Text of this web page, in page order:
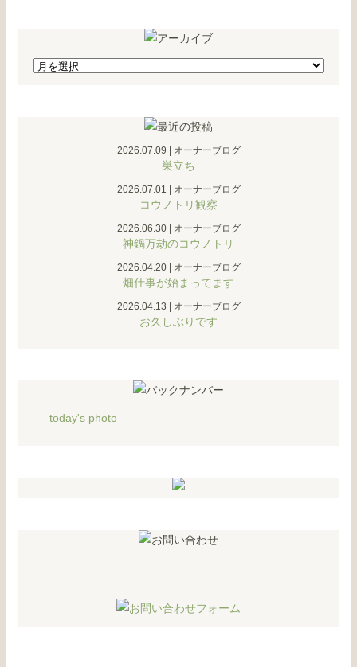
2026.07.09 オーナーブログ
巣立ち
2026.07.01 オーナーブログ
コウノトリ観察
2026.06.30| オーナーブログ
神鍋万劫のコウノトリ
2026.04.20| オーナーブログ
畑仕事が始まってます
2026.04.13 オーナーブログ
お久しぶりです
today's photo